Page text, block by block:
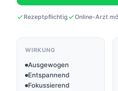
Rezeptpflichtig Online-Arzt
WIRKUNG
Ausgewogen
Entspannend
Fokussierend